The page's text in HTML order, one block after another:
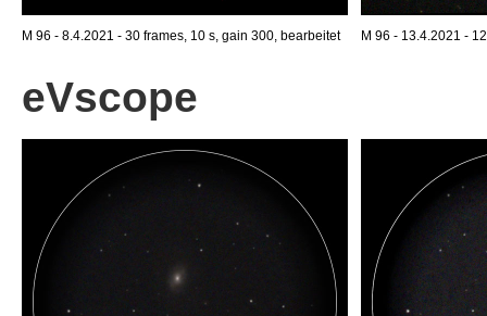
M 96 - 8.4.2021 - 30 frames, 10 s, gain 300, bearbeitet M 96 - 13.4.2021 -
eVscope